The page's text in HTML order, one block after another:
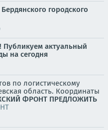
городского
актуальный
на сегодня
по логистическому
область. Координаты
ФРОНТ ПРЕДЛОЖИТЬ